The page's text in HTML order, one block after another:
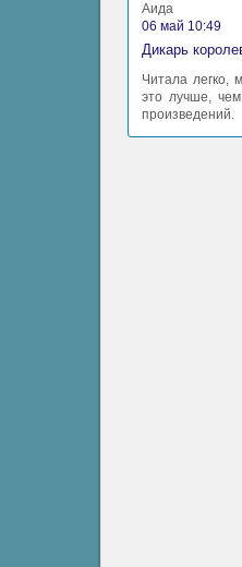
Аида
06 май 10:49
Читала легко,
это лучше,
произведений.